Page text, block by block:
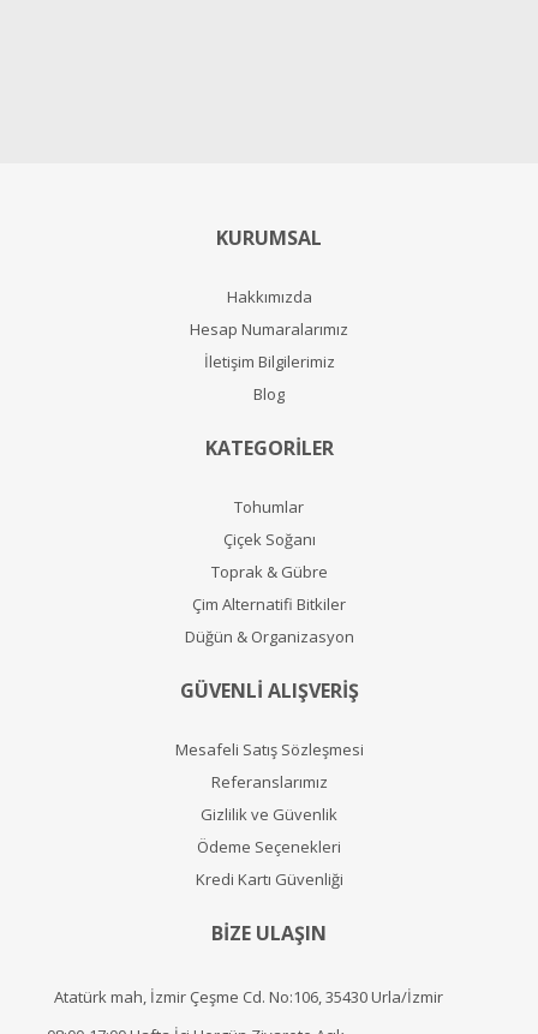
KURUMSAL
Hakkımızda
Hesap Numaralarımız
İletişim Bilgilerimiz
Blog
KATEGORİLER
Tohumlar
Çiçek Soğanı
Toprak & Gübre
Çim Alternatifi Bitkiler
Düğün & Organizasyon
GÜVENLİ ALIŞVERİŞ
Mesafeli Satış Sözleşmesi
Referanslarımız
Gizlilik ve Güvenlik
Ödeme Seçenekleri
Kredi Kartı Güvenliği
BİZE ULAŞIN
Atatürk mah, İzmir Çeşme Cd. No:106, 35430 Urla/İzmir